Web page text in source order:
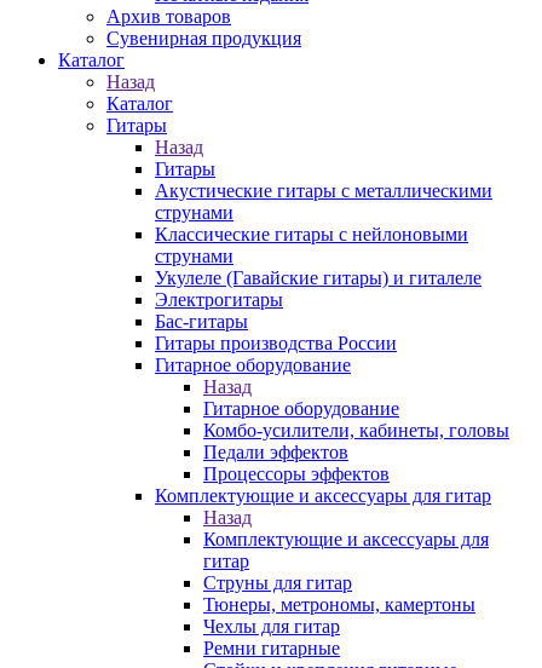
Архив товаров
Сувенирная продукция
Каталог
Назад
Каталог
Гитары
Назад
Гитары
Акустические гитары с металлическими
струнами
Классические гитары с нейлоновыми
струнами
Укулеле (Гавайские гитары) и гиталеле
Электрогитары
Бас-гитары
Гитары производства России
Гитарное оборудование
Назад
Гитарное оборудование
Комбо-усилители, кабинеты, головы
Педали эффектов
Процессоры эффектов
Комплектующие и аксессуары для гитар
Назад
Комплектующие и аксессуары для
гитар
Струны для гитар
Тюнеры, метрономы, камертоны
Чехлы для гитар
Ремни гитарные